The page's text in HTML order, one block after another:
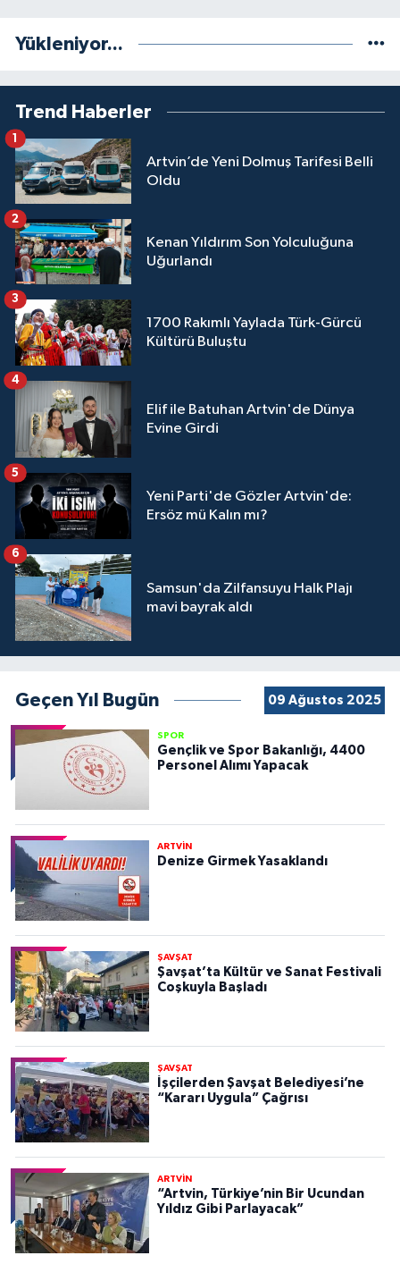
Yükleniyor...
Trend Haberler
Artvin’de Yeni Dolmuş Tarifesi Belli
Oldu
1
Kenan Yıldırım Son Yolculuğuna
Uğurlandı
2
1700 Rakımlı Yaylada Türk-Gürcü
Kültürü Buluştu
3
Elif ile Batuhan Artvin'de Dünya
Evine Girdi
4
Yeni Parti'de Gözler Artvin'de:
Ersöz mü Kalın mı?
5
Samsun'da Zilfansuyu Halk Plajı
mavi bayrak aldı
6
Geçen Yıl Bugün 09 Ağustos 2025
SPOR
Gençlik ve Spor Bakanlığı, 4400
Personel Alımı Yapacak
ARTVİN
Denize Girmek Yasaklandı
ŞAVŞAT
Şavşat’ta Kültür ve Sanat Festivali
Coşkuyla Başladı
ŞAVŞAT
İşçilerden Şavşat Belediyesi’ne
“Kararı Uygula” Çağrısı
ARTVİN
“Artvin, Türkiye’nin Bir Ucundan
Yıldız Gibi Parlayacak”